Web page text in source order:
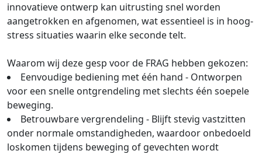
innovatieve ontwerp kan uitrusting snel worden
aangetrokken en afgenomen, wat essentieel is in hoog-
stress situaties waarin elke seconde telt.
Waarom wij deze gesp voor de FRAG hebben gekozen:
Eenvoudige bediening met één hand - Ontworpen
voor een snelle ontgrendeling met slechts één soepele
beweging.
Betrouwbare vergrendeling - Blijft stevig vastzitten
onder normale omstandigheden, waardoor onbedoeld
loskomen tijdens beweging of gevechten wordt